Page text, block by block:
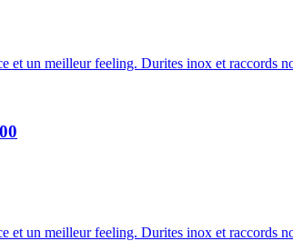
et un meilleur feeling. Durites inox et raccords
et un meilleur feeling. Durites inox et raccords